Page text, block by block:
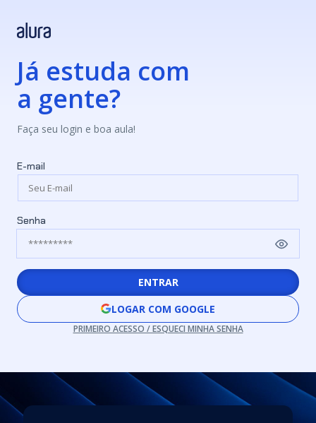
Já estuda com
a gente?
Faça seu login e boa aula!
E-mail
Senha
ENTRAR
LOGAR COM GOOGLE
PRIMEIRO ACESSO / ESQUECI MINHA SENHA